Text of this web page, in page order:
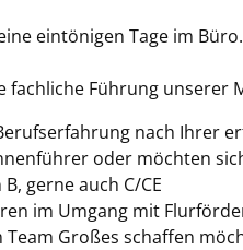
eintönigen Tage im
fachliche Führung
nach Ihrer
oder möchten
gerne auch C/CE
im Umgang mit
Großes schaffen